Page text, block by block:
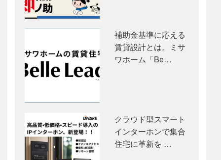
補助金基準に応える
賃貸設計とは。ミサ
ワホーム「Be…
クラウド型スマート
インターホンで集合
住宅に革新を …